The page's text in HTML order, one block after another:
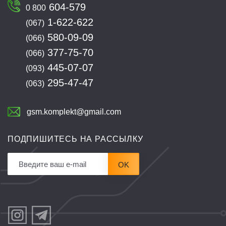
0 800 604-579
(067) 1-622-622
(066) 580-09-09
(066) 377-75-70
(093) 445-07-07
(063) 295-47-47
gsm.komplekt@gmail.com
ПОДПИШИТЕСЬ НА РАССЫЛКУ
OK